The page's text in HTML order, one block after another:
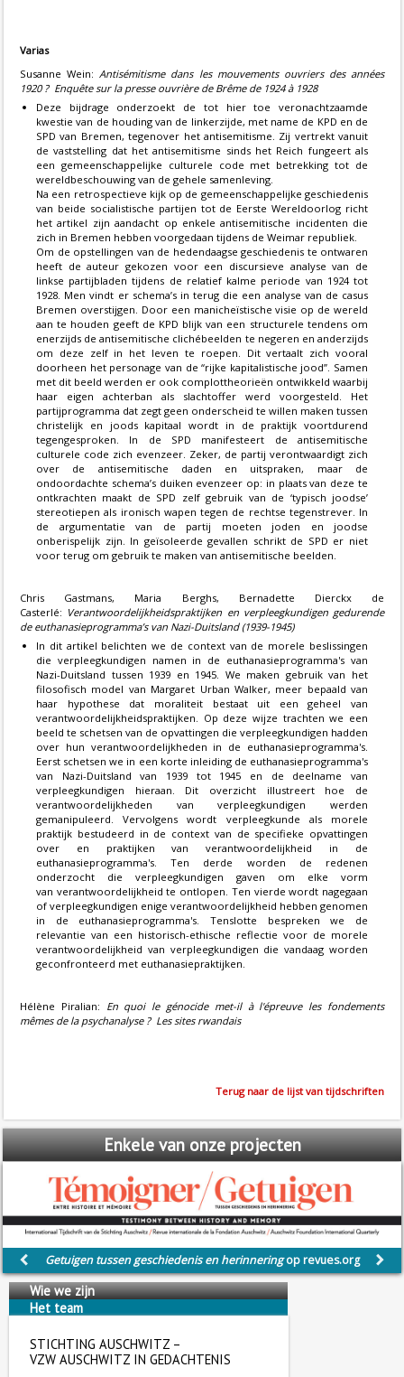
Varias
Susanne Wein:Antisémitisme dans les mouvements ouvriers des années
1920 ? Enquête sur la presse ouvrière de Brême de 1924 à 1928
Deze bijdrage onderzoekt de tot hier toe veronachtzaamde
kwestie van de houding van de linkerzijde, met name de KPD en de
SPD van Bremen, tegenover het antisemitisme. Zij vertrekt vanuit
de vaststelling dat het antisemitisme sinds het Reich fungeert als
een gemeenschappelijke culturele code met betrekking tot de
wereldbeschouwing van de gehele samenleving.
Na een retrospectieve kijk op de gemeenschappelijke geschiedenis
van beide socialistische partijen tot de Eerste Wereldoorlog richt
het artikel zijn aandacht op enkele antisemitische incidenten die
zich in Bremen hebben voorgedaan tijdens de Weimar republiek.
Om de opstellingen van de hedendaagse geschiedenis te ontwaren
heeft de auteur gekozen voor een discursieve analyse van de
linkse partijbladen tijdens de relatief kalme periode van 1924 tot
1928. Men vindt er schema’s in terug die een analyse van de casus
Bremen overstijgen. Door een manicheïstische visie op de wereld
aan te houden geeft de KPD blijk van een structurele tendens om
enerzijds de antisemitische clichébeelden te negeren en anderzijds
om deze zelf in het leven te roepen. Dit vertaalt zich vooral
doorheen het personage van de “rijke kapitalistische jood”. Samen
met dit beeld werden er ook complottheorieën ontwikkeld waarbij
haar eigen achterban als slachtoffer werd voorgesteld. Het
partijprogramma dat zegt geen onderscheid te willen maken tussen
christelijk en joods kapitaal wordt in de praktijk voortdurend
tegengesproken. In de SPD manifesteert de antisemitische
culturele code zich evenzeer. Zeker, de partij verontwaardigt zich
over de antisemitische daden en uitspraken, maar de
ondoordachte schema’s duiken evenzeer op: in plaats van deze te
ontkrachten maakt de SPD zelf gebruik van de ‘typisch joodse’
stereotiepen als ironisch wapen tegen de rechtse tegenstrever. In
de argumentatie van de partij moeten joden en joodse
onberispelijk zijn. In geïsoleerde gevallen schrikt de SPD er niet
voor terug om gebruik te maken van antisemitische beelden.
Chris Gastmans, Maria Berghs, Bernadette Dierckx de
Casterlé: Verantwoordelijkheidspraktijken en verpleegkundigen gedurende
de euthanasieprogramma’s van Nazi-Duitsland (1939-1945)
In dit artikel belichten we de context van de morele beslissingen
die verpleegkundigen namen in de euthanasieprogramma's van
Nazi-Duitsland tussen 1939 en 1945. We maken gebruik van het
filosofisch model van Margaret Urban Walker, meer bepaald van
haar hypothese dat moraliteit bestaat uit een geheel van
verantwoordelijkheidspraktijken. Op deze wijze trachten we een
beeld te schetsen van de opvattingen die verpleegkundigen hadden
over hun verantwoordelijkheden in de euthanasieprogramma's.
Eerst schetsen we in een korte inleiding de euthanasieprogramma's
van Nazi-Duitsland van 1939 tot 1945 en de deelname van
verpleegkundigen hieraan. Dit overzicht illustreert hoe de
verantwoordelijkheden van verpleegkundigen werden
gemanipuleerd. Vervolgens wordt verpleegkunde als morele
praktijk bestudeerd in de context van de specifieke opvattingen
over en praktijken van verantwoordelijkheid in de
euthanasieprogramma's. Ten derde worden de redenen
onderzocht die verpleegkundigen gaven om elke vorm
van verantwoordelijkheid te ontlopen. Ten vierde wordt nagegaan
of verpleegkundigen enige verantwoordelijkheid hebben genomen
in de euthanasieprogramma's. Tenslotte bespreken we de
relevantie van een historisch-ethische reflectie voor de morele
verantwoordelijkheid van verpleegkundigen die vandaag worden
geconfronteerd met euthanasiepraktijken.
Hélène Piralian: En quoi le génocide met-il à l'épreuve les fondements
mêmes de la psychanalyse ? Les sites rwandais
Terug naar de lijst van tijdschriften
Enkelevan onze projecten
Getuigen tussen geschiedenis en herinneringop revues.org
Wie we zijn
Het team
STICHTING AUSCHWITZ –
VZW AUSCHWITZ IN GEDACHTENIS